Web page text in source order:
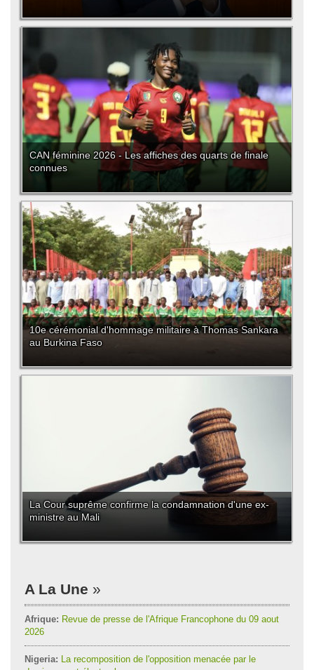
CAN féminine 2026 - Les affiches des quarts de finale
connues
10e cérémonial d'hommage militaire à Thomas Sankara
au Burkina Faso
La Cour suprême confirme la condamnation d'une ex-
ministre au Mali
A La Une
Afrique: Revue de presse de l'Afrique Francophone du 09 aout
2026
Nigeria: La recomposition de l'opposition menacée par le